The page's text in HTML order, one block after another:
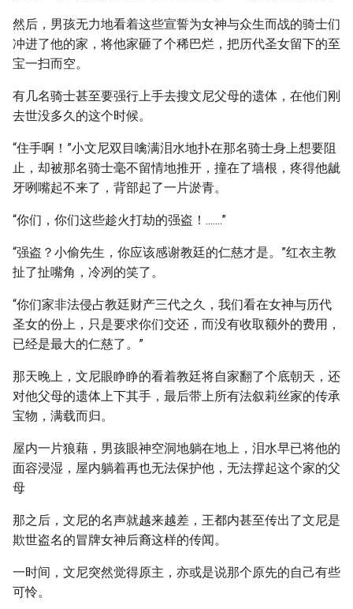
然后，男孩无力地看着这些宣誓为女神与众生而战的骑士们
冲进了他的家，将他家砸了个稀巴烂，把历代圣女留下的至
宝一扫而空。
有几名骑士甚至要强行上手去搜文尼父母的遗体，在他们刚
去世没多久的这个时候。
“住手啊！”小文尼双目噙满泪水地扑在那名骑士身上想要阻
止，却被那名骑士毫不留情地推开，撞在了墙根，疼得他龇
牙咧嘴起不来了，背部起了一片淤青。
“你们，你们这些趁火打劫的强盗！.......”
“强盗？小偷先生，你应该感谢教廷的仁慈才是。”红衣主教
扯了扯嘴角，冷冽的笑了。
“你们家非法侵占教廷财产三代之久，我们看在女神与历代
圣女的份上，只是要求你们交还，而没有收取额外的费用，
已经是最大的仁慈了。”
那天晚上，文尼眼睁睁的看着教廷将自家翻了个底朝天，还
对他父母的遗体上下其手，最后带上所有法叙莉丝家的传承
宝物，满载而归。
屋内一片狼藉，男孩眼神空洞地躺在地上，泪水早已将他的
面容浸湿，屋内躺着再也无法保护他，无法撑起这个家的父
母
那之后，文尼的名声就越来越差，王都内甚至传出了文尼是
欺世盗名的冒牌女神后裔这样的传闻。
一时间，文尼突然觉得原主，亦或是说那个原先的自己有些
可怜。